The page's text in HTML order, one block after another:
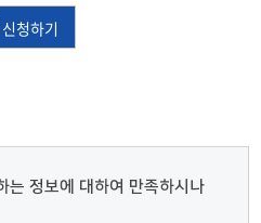
신청하기
는 정보에 대하여 만족하시나